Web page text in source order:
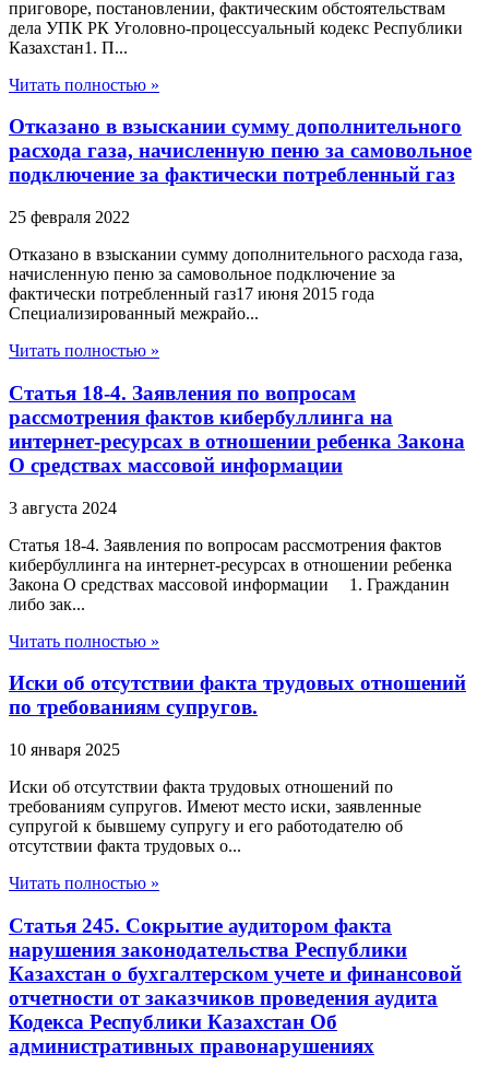
приговоре, постановлении, фактическим обстоятельствам
дела УПК РК Уголовно-процессуальный кодекс Республики
Казахстан1. П...
Читать полностью »
Отказано в взыскании сумму дополнительного
расхода газа, начисленную пеню за самовольное
подключение за фактически потребленный газ
25 февраля 2022
Отказано в взыскании сумму дополнительного расхода газа,
начисленную пеню за самовольное подключение за
фактически потребленный газ17 июня 2015 года
Специализированный межрайо...
Читать полностью »
Статья 18-4. Заявления по вопросам
рассмотрения фактов кибербуллинга на
интернет-ресурсах в отношении ребенка Закона
О средствах массовой информации
3 августа 2024
Статья 18-4. Заявления по вопросам рассмотрения фактов
кибербуллинга на интернет-ресурсах в отношении ребенка
Закона О средствах массовой информации 1. Гражданин
либо зак...
Читать полностью »
Иски об отсутствии факта трудовых отношений
по требованиям супругов.
10 января 2025
Иски об отсутствии факта трудовых отношений по
требованиям супругов. Имеют место иски, заявленные
супругой к бывшему супругу и его работодателю об
отсутствии факта трудовых о...
Читать полностью »
Статья 245. Сокрытие аудитором факта
нарушения законодательства Республики
Казахстан о бухгалтерском учете и финансовой
отчетности от заказчиков проведения аудита
Кодекса Республики Казахстан Об
административных правонарушениях